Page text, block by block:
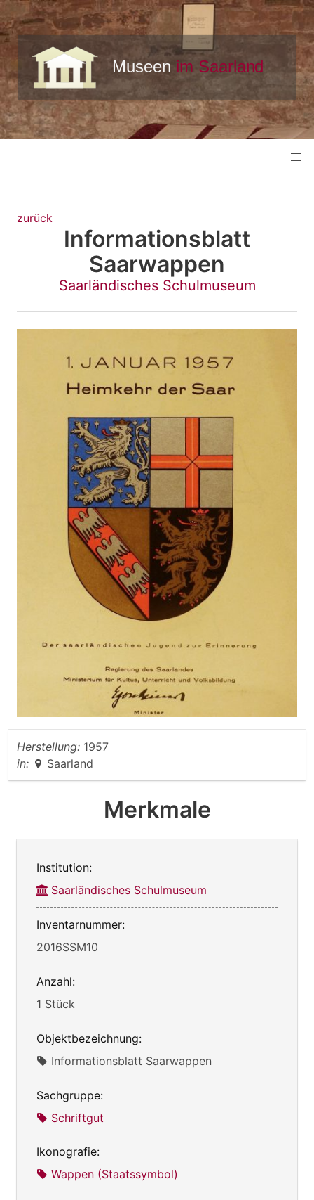
zurück
Informationsblatt
Saarwappen
Saarländisches Schulmuseum
Herstellung: 1957
in:
Saarland
Merkmale
Institution:
Saarländisches Schulmuseum
Inventarnummer:
2016SSM10
Anzahl:
1 Stück
Objektbezeichnung:
Informationsblatt Saarwappen
Sachgruppe:
Schriftgut
Ikonografie:
Wappen (Staatssymbol)